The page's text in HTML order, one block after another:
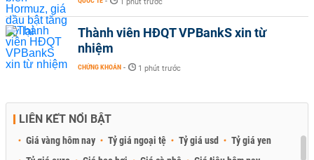
Thành viên HĐQT VPBankS xin từ
nhiệm
CHỨNG KHOÁN - 1 phút trước
LIÊN KẾT NỔI BẬT
Giá vàng hôm nay Tỷ giá ngoại tệ Tỷ giá usd
Tỷ giá yen